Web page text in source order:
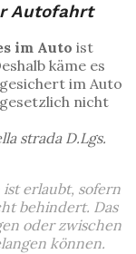
Autofahrt
im Auto ist
käme es
im Auto
nicht
strada D.Lgs.
erlaubt, sofern
behindert. Das
oder zwischen
können.